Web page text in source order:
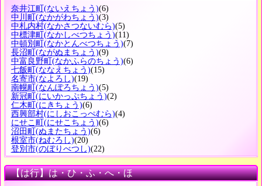
奈井江町 (ないえちょう)(6)
中川町 (なかがわちょう)(3)
中札内村(なかさつないむら)(5)
中標津町 (なかしべつちょう)(11)
中頓別町 (なかとんべつちょう)(7)
長沼町 (ながぬまちょう)(9)
中富良野町 (なかふらのちょう)(6)
七飯町 (ななえちょう)(15)
名寄市(なよろし)(19)
南幌町 (なんぽろちょう)(5)
新冠町 (にいかっぷちょう)(2)
仁木町 (にきちょう)(6)
西興部村(にしおこっぺむら)(4)
にせこ町 (にせこちょう)(6)
沼田町 (ぬまたちょう)(6)
根室市(ねむろし)(20)
登別市(のぼりべつし)(22)
【は行】は・ひ・ふ・へ・ほ